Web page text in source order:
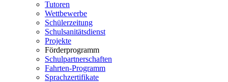
Tutoren
Wettbewerbe
Schülerzeitung
Schulsanitätsdienst
Projekte
Förderprogramm
Schulpartnerschaften
Fahrten-Programm
Sprachzertifikate